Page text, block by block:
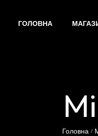
ГОЛОВНА
Головна /